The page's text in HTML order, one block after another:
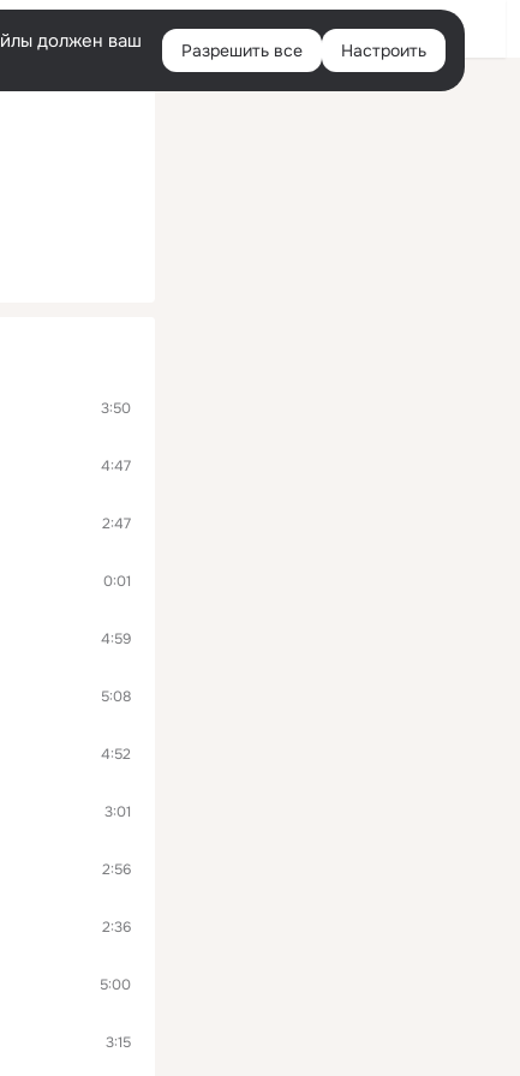
Войти
должен ваш
Разрешить все Настроить
3:50
4:47
2:47
0:01
4:59
5:08
4:52
3:01
2:56
2:36
5:00
3:15